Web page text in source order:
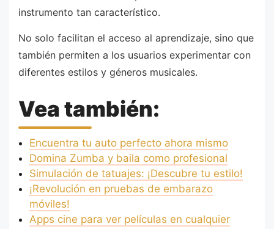
instrumento tan característico.
No solo facilitan el acceso al aprendizaje, sino que
también permiten a los usuarios experimentar con
diferentes estilos y géneros musicales.
Vea también:
Encuentra tu auto perfecto ahora mismo
Domina Zumba y baila como profesional
Simulación de tatuajes: ¡Descubre tu estilo!
¡Revolución en pruebas de embarazo
móviles!
Apps cine para ver películas en cualquier